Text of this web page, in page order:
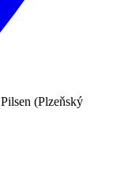
Pilsen (Plzeňský